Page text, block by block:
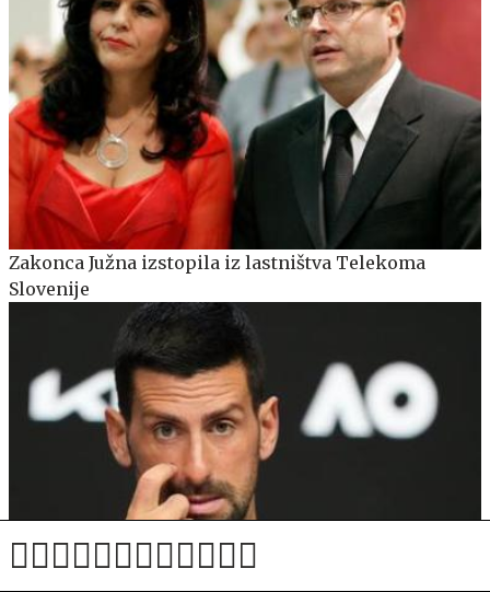
Zakonca Južna izstopila iz lastništva Telekoma
Slovenije